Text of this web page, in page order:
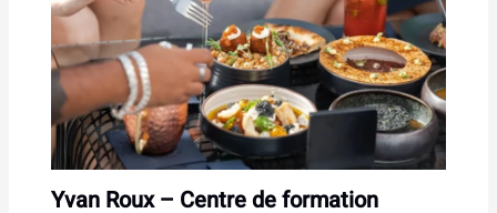
Yvan Roux – Centre de formation